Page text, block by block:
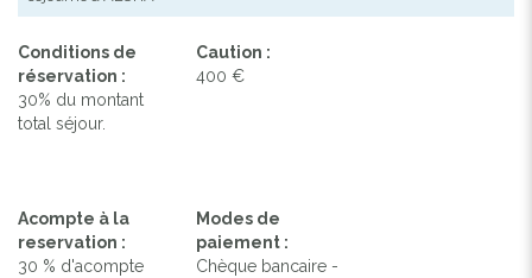
Conditions de
réservation :
30% du montant
total séjour.
Caution :
400 €
Acompte à la
reservation :
30 % d'acompte
Modes de
paiement :
Chèque bancaire -